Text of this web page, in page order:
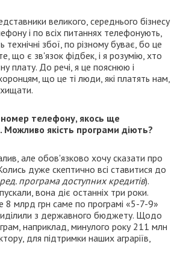
великого, середнього бізнесу
і по всіх питаннях телефонують,
технічні збої, по різному буває, бо це
що є зв'язок фідбек, і я розумію, хто
плату. До речі, я це пояснюю і
що це ті люди, які платять нам,
телефону, якось ще
Можливо якість програми діють?
але обов'язково хочу сказати про
дуже скептично всі ставитися до
ред. програма доступних кредитів).
вона діє останніх три роки.
8 млрд грн саме по програмі «5-7-9»
з державного бюджету. Щодо
наприклад, минулого року 211 млн
для підтримки наших аграріїв,